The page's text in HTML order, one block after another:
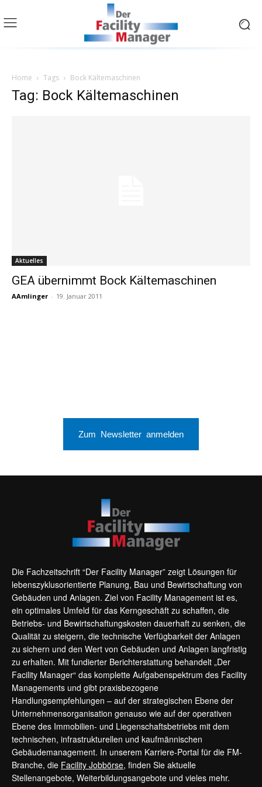
Home Tags Bock Kältemaschinen
Tag: Bock Kältemaschinen
Aktuelles
GEA übernimmt Bock Kältemaschinen
AAmlinger - 19. Januar 2011
Zum Newsletter anmelden
Die Fachzeitschrift “Der Facility Manager” zeigt Lösungen für
lebenszyklusorientierte Planung, Bau und Bewirtschaftung von
Gebäuden und Anlagen. Ziel von Facility Management ist es,
ein optimales Umfeld für das Kerngeschäft zu schaffen, die
Betriebs- und Bewirtschaftungskosten dauerhaft zu senken, die
Qualität zu steigern, die technische Verfügbarkeit der Anlagen
zu sichern und den Wert von Gebäuden und Anlagen langfristig
zu erhalten. Mit fundierter Berichterstattung behandelt „Der
Facility Manager“ das komplette Aufgabenspektrum des Facility
Managements und gibt praxisbezogene
Handlungsempfehlungen – auf der strategischen Ebene der
Unternehmensorganisation genauso wie auf der operativen
Ebene des Immobilien- und Liegenschaftsbetriebs mit dem
technischen, infrastrukturellen und kaufmännischen
Gebäudemanagement. In unserem Karriere-Portal für die FM-
Branche, die Facility Jobbörse, finden Sie aktuelle
Stellenangebote, Weiterbildungsangebote und vieles mehr.